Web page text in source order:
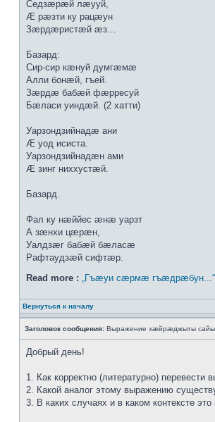
Седзæрæй лæууй,
Æ рæзти ку рацæун
Зæрдæристæй æз…
Базард:
Сир-сир кæнуй думгæмæ
Алли бонæй, гъей.
Зæрдæ бабæй фæрресуй
Бæласи уиндæй. (2 хатти)
Уарзондзийнадæ ани
Æ уод исиста.
Уарзондзийнадæн ами
Æ зинг ниххустæй.
Базард.
Фал ку нæййес æнæ уарзт
А зæнхи цæрæн,
Уалдзæг бабæй бæласæ
Рафтаудзæй сифтæр.
Read more : „Гъæуи сæрмæ гъæдрæбун...“
Вернуться к началу
Заголовок сообщения: Выражение хæйрæджыты
Добрый день!
1. Как корректно (литературно) перевести
2. Какой аналог этому выражению
3. В каких случаях и в каком контексте